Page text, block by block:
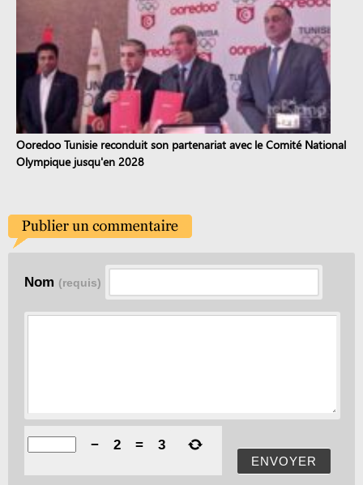
Ooredoo Tunisie reconduit son partenariat avec le Comité National
Olympique jusqu'en 2028
Nom (requis)
ENVOYER
− 2 = 3